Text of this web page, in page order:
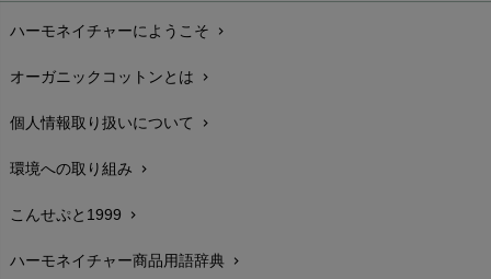
配送と送料chevron_right
在庫状況と発送予定chevron_right
サイズ・寸法chevron_right
生地・素材chevron_right
お手入れについて
レビューを書こうchevron_right
ハーモネイチャーにようこそ chevron_right
オーガニックコットンとは chevron_right
個人情報取り扱いについて chevron_right
環境への取り組み chevron_right
こんせぷと1999 chevron_right
ハーモネイチャー商品用語辞典 chevron_right